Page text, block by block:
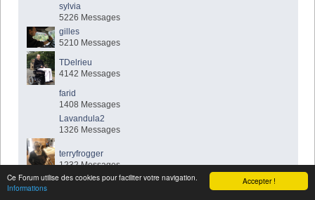
Accepter !
Ce Forum utilise des cookies pour faciliter votre navigation.
Informations
sylvia
5226 Messages
gilles
5210 Messages
TDelrieu
4142 Messages
farid
1408 Messages
Lavandula2
1326 Messages
terryfrogger
1232 Messages